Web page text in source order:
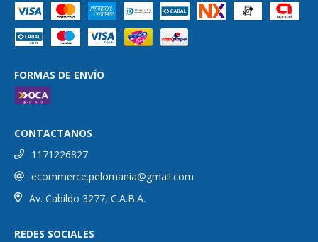
FORMAS DE ENVÍO
CONTACTANOS
1171226827
ecommerce.pelomania@gmail.com
Av. Cabildo 3277, C.A.B.A.
REDES SOCIALES